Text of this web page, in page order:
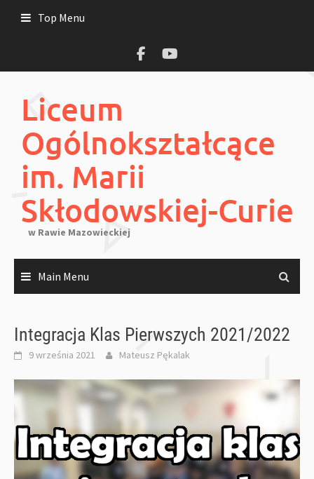
Top Menu
Liceum
Ogólnokształcące
im. Marii
Skłodowskiej-Curie
w Rawie Mazowieckiej
Main Menu
Integracja Klas Pierwszych 2021/2022
9 września 2021 Mateusz Pękalak